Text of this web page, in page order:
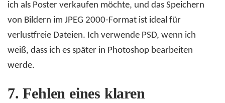
ich als Poster verkaufen möchte, und das Speichern
von Bildern im JPEG 2000-Format ist ideal für
verlustfreie Dateien. Ich verwende PSD, wenn ich
weiß, dass ich es später in Photoshop bearbeiten
werde.
7.Fehlen eines klaren